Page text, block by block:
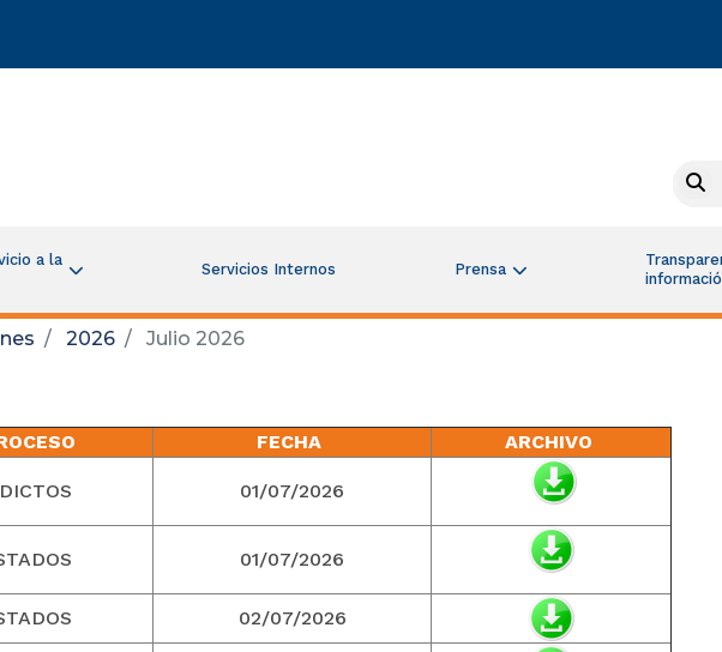
a la
Servicios Internos Prensa
2026 Julio 2026
FECHA ARCHIVO
01/07/2026
01/07/2026
02/07/2026